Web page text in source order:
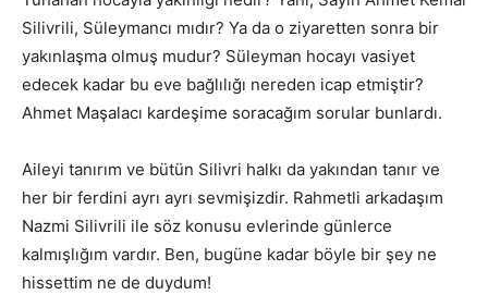
Silivrili, Süleymancı mıdır? Ya da o ziyaretten sonra bir
yakınlaşma olmuş mudur? Süleyman hocayı vasiyet
edecek kadar bu eve bağlılığı nereden icap etmiştir?
Ahmet Maşalacı kardeşime soracağım sorular bunlardı.
Aileyi tanırım ve bütün Silivri halkı da yakından tanır ve
her bir ferdini ayrı ayrı sevmişizdir. Rahmetli arkadaşım
Nazmi Silivrili ile söz konusu evlerinde günlerce
kalmışlığım vardır. Ben, bugüne kadar böyle bir şey ne
hissettim ne de duydum!